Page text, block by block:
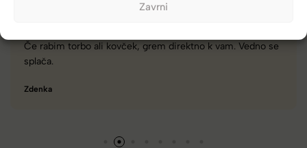
Zavrni
Zelo dobra trgovina za torbe in kovčke, z veliko izbire,